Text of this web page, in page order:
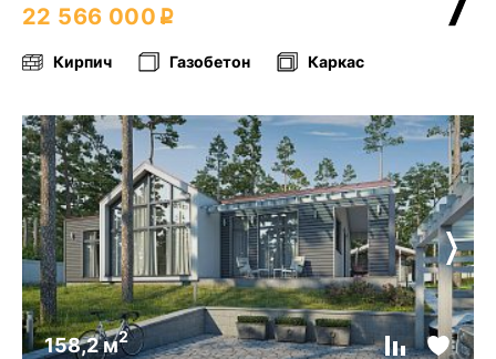
22 566 000
Кирпич Газобетон Каркас
158,2 м2